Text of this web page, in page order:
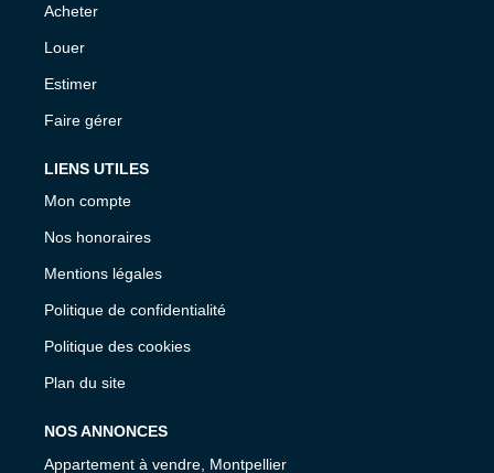
Acheter
Louer
Estimer
Faire gérer
LIENS UTILES
Mon compte
Nos honoraires
Mentions légales
Politique de confidentialité
Politique des cookies
Plan du site
NOS ANNONCES
Appartement à vendre, Montpellier